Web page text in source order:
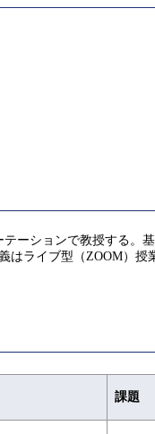
ーションで教授する
ライブ型（ZOOM）授
課題